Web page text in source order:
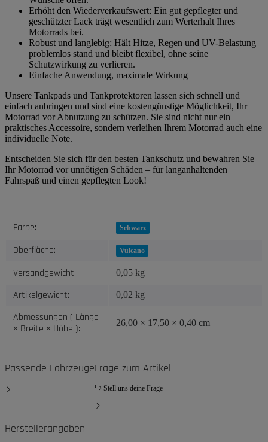
Erhöht den Wiederverkaufswert: Ein gut gepflegter und
geschützter Lack trägt wesentlich zum Werterhalt Ihres
Motorrads bei.
Robust und langlebig: Hält Hitze, Regen und UV-Belastung
problemlos stand und bleibt flexibel, ohne seine
Schutzwirkung zu verlieren.
Einfache Anwendung, maximale Wirkung
Unsere Tankpads und Tankprotektoren lassen sich schnell und
einfach anbringen und sind eine kostengünstige Möglichkeit, Ihr
Motorrad vor Abnutzung zu schützen. Sie sind nicht nur ein
praktisches Accessoire, sondern verleihen Ihrem Motorrad auch eine
individuelle Note.
Entscheiden Sie sich für den besten Tankschutz und bewahren Sie
Ihr Motorrad vor unnötigen Schäden – für langanhaltenden
Fahrspaß und einen gepflegten Look!
Produkteigenschaft
Wert
Farbe: Schwarz
Oberfläche: Vulcano
Versandgewicht: 0,05 kg
Artikelgewicht: 0,02 kg
Abmessungen ( Länge
× Breite × Höhe ):
26,00 × 17,50 × 0,40 cm
Passende FahrzeugeFrage zum Artikel
Stell uns deine Frage
Herstellerangaben